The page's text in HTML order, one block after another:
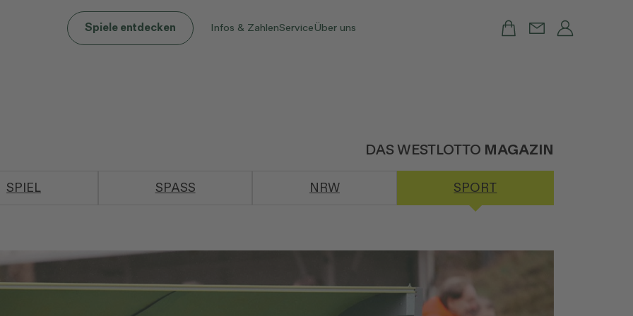
Spiele entdecken Infos & ZahlenServiceÜber uns
DAS WESTLOTTO MAGAZIN
SPIEL SPASS NRW SPORT